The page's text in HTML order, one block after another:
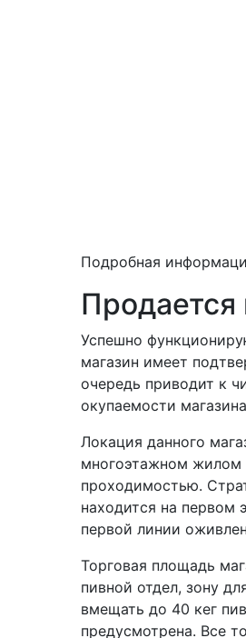
Подробная
Продается
Успешно
магазин имеет
очередь приводит к
окупаемости
Локация данного
многоэтажном жилом
проходимостью.
находится на первом
первой линии
Торговая площадь
пивной отдел, зону
вмещать до 40 кег
предусмотрена. Все